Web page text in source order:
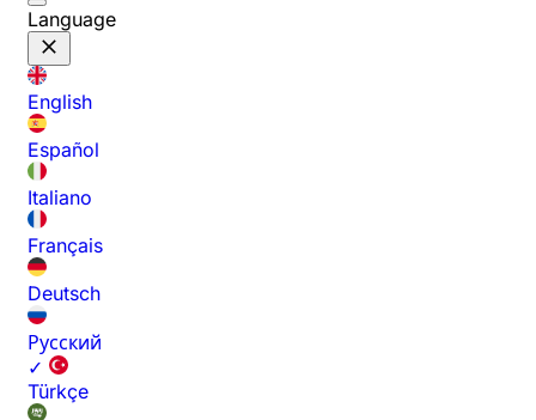
Language
English
Español
Italiano
Français
Deutsch
Русский
✓
Türkçe